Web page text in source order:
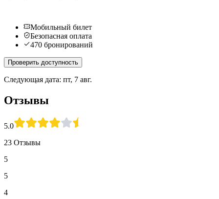
Мобильный билет
Безопасная оплата
470 бронирований
Проверить доступность
Следующая дата: пт, 7 авг.
Отзывы
5.0
23 Отзывы
5
5
4